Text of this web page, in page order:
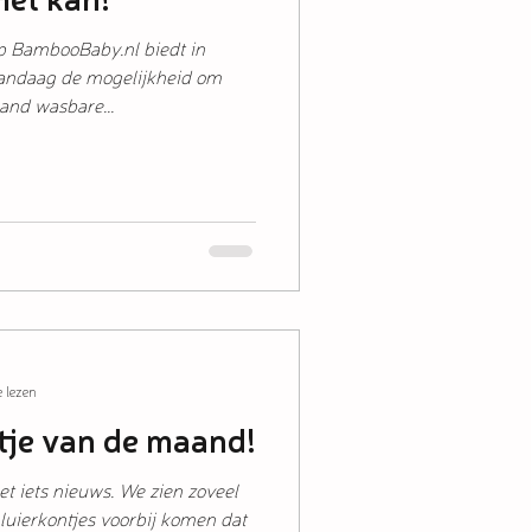
BambooBaby.nl biedt in
de mogelijkheid om
wasbare...
van de maand!
iets nieuws. We zien zoveel
voorbij komen dat
lezen